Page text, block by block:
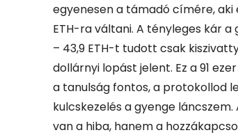
egyenesen a támadó címére, aki
ETH-ra váltani. A tényleges kár
– 43,9 ETH-t tudott csak
dollárnyi lopást jelent. Ez a 91
a tanulság fontos, a protokollod
kulcskezelés a gyenge
van a hiba, hanem a